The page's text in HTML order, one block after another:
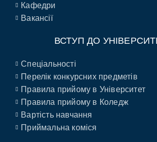
Кафедри
Вакансії
ВСТУП ДО
Спеціальності
Перелік конкурсних предметів
Правила прийому в Університет
Правила прийому в Коледж
Вартість навчання
Приймальна коміся